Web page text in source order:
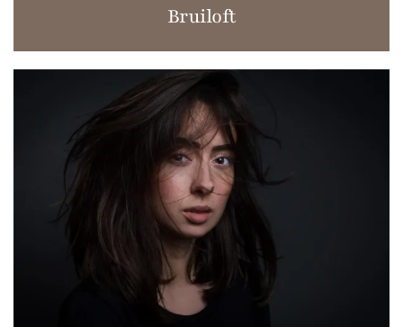
Bruiloft